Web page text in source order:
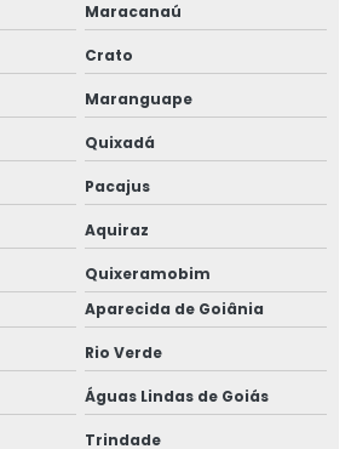
Maracanaú
Crato
Maranguape
Quixadá
Pacajus
Aquiraz
Quixeramobim
Aparecida de Goiânia
Rio Verde
Águas Lindas de Goiás
Trindade